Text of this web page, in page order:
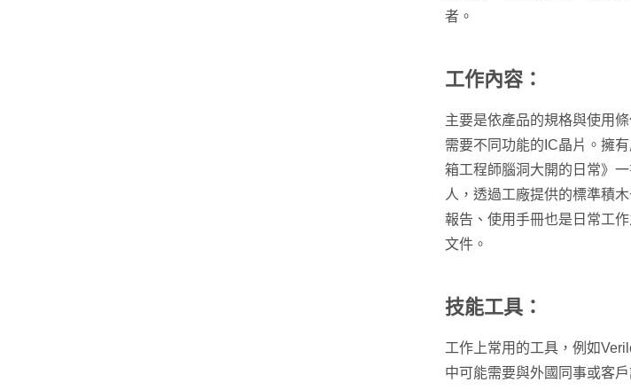
者。
工作內容：
主要是依產品的規格與使用
需要不同功能的IC晶片。擁
箱工程師腦洞大開的日常》
人，透過工廠提供的標準積
報告、使用手冊也是日常工
文件。
技能工具：
工作上常用的工具，例如
中可能需要與外國同事或客